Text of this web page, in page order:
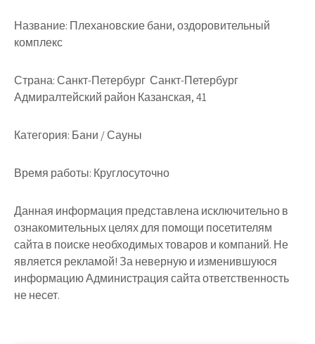
Название: Плехановские бани, оздоровительный
комплекс
Страна:Санкт-Петербург Санкт-Петербург
Адмиралтейский район Казанская, 41
Категория: Бани / Сауны
Время работы: Круглосуточно
Данная информация представлена исключительно в
ознакомительных целях для помощи посетителям
сайта в поиске необходимых товаров и компаний. Не
является рекламой! За неверную и изменившуюся
информацию Администрация сайта ответственность
не несет.